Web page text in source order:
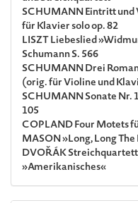
SCHUMANNEintritt und
für Klavier solo op. 82
LISZTLiebeslied
Schumann S. 566
SCHUMANNDrei
(orig. für Violine und
SCHUMANNSonate Nr.
105
COPLANDFour Motets
MASON»Long, Long
DVOŘÁKStreichquartett
»Amerikanisches«